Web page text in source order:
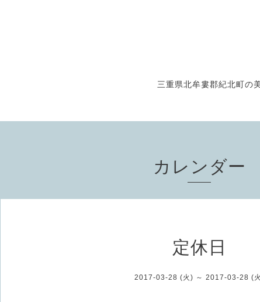
三重県北牟婁郡紀北町の
カレンダー
定休日
2017-03-28 (火) ～ 2017-03-28 (